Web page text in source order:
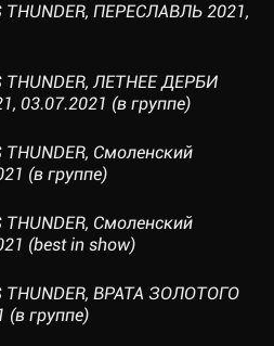
THUNDER, ПЕРЕСЛАВЛЬ 2021,
THUNDER, ЛЕТНЕЕ ДЕРБИ
03.07.2021 (в группе)
THUNDER, Смоленский
(в группе)
THUNDER, Смоленский
(best in show)
THUNDER, ВРАТА ЗОЛОТОГО
группе)